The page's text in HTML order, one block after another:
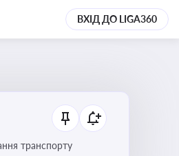
ВХІД ДО LIGA360
Тема охоплює систему місцевого оподаткування в Україні, включаючи туристичний збір, плату за земельні ділянки, за паркування транспорту